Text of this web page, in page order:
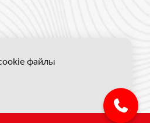
публичной офертой.
файлы